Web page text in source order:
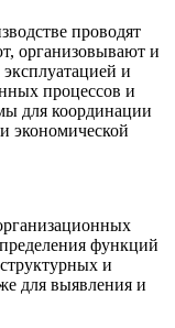
проводят
организовывают и
и
процессов и
для координации
экономической
функций
и
для выявления и